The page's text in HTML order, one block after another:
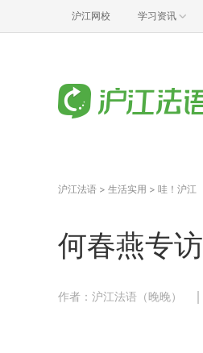
沪江网校 学习资讯
沪江法语 > 生活实用 > 哇！沪江
何春燕专
作者：沪江法语（晚晚）